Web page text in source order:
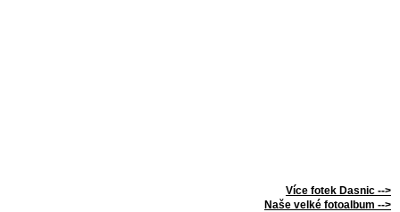
Více fotek Dasnic -->
Naše velké fotoalbum -->